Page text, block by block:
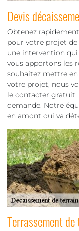
Devis
Obtenez
pour votre projet de
une intervention
vous apportons les
souhaitez mettre
votre projet, nous
le contacter gratuit.
demande. Notre
en amont qui va
Terrassement